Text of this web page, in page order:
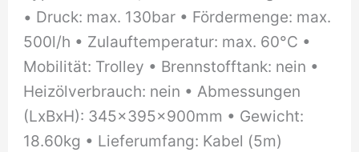
• Druck: max. 130bar • Fördermenge: max.
500l/​h • Zulauftemperatur: max. 60°C •
Mobilität: Trolley • Brennstofftank: nein •
Heizölverbrauch: nein • Abmessungen
(LxBxH): 345x395x900mm • Gewicht:
18.60kg • Lieferumfang: Kabel (5m)